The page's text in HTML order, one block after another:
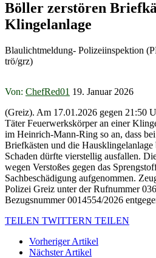
Böller zerstören
Klingelanlage
Blaulichtmeldung- Polizeiinspektion
trö/grz)
Von: ChefRed01 19. Januar 2026
(Greiz). Am 17.01.2026 gegen 21:50
Täter Feuerwerkskörper an einer
im Heinrich-Mann-Ring so an, dass
Briefkästen und die
Schaden dürfte vierstellig ausfallen.
wegen Verstoßes gegen das
Sachbeschädigung aufgenommen.
Polizei Greiz unter der Rufnummer
Bezugsnummer 0014554/2026
TEILEN TWITTERN TEILEN
Vorheriger Artikel
Nächster Artikel